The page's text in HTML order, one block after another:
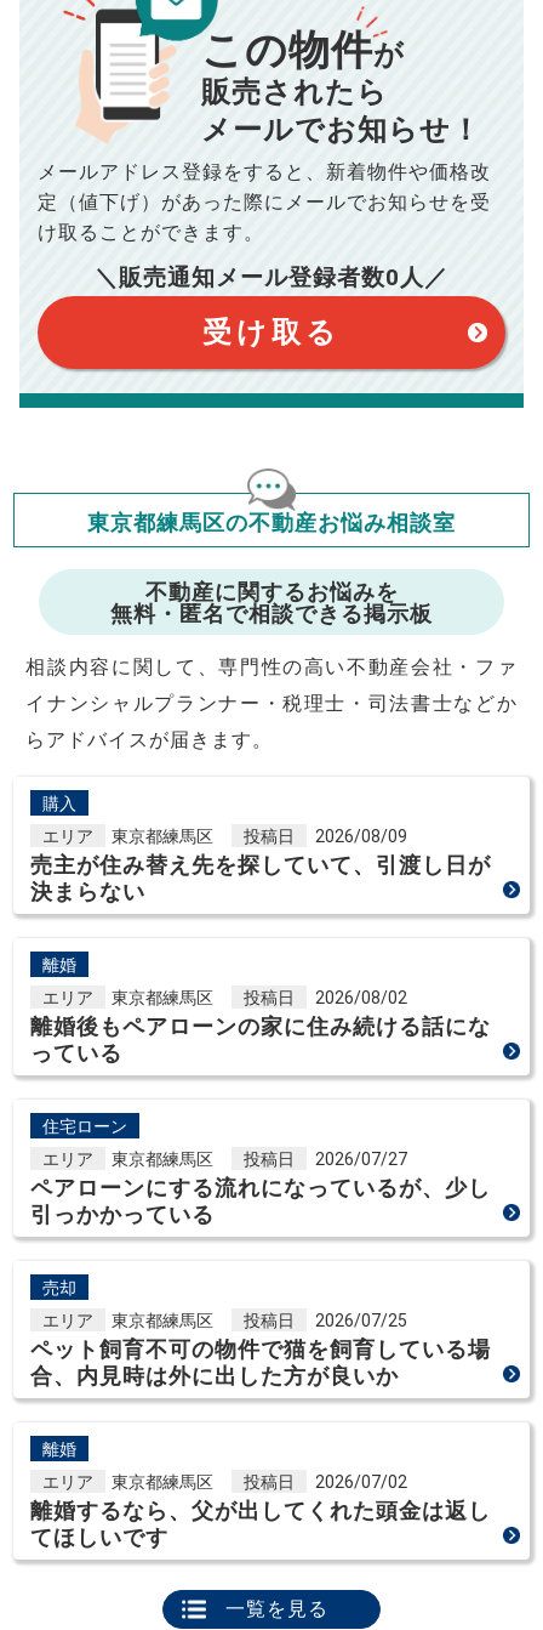
毎月の支払額 834
年間の支払額 10,005 円
総支払額 100,050 円
このシミュレーターは元利均等返済方式で試算しています。
このシミュレーターは、四捨五入にて計算しております。
このシミュレーターはお借り入れの全期間で金利が変わらない設
このシミュレーターでの結果は、お借り入れを保証するものでは
ありません。
このシミュレーターをご利用された方の、いかなる損害について
ますが、お借り入れの際に各金融機関にご相談ください。
会員マイページでは
修繕費・管理費の計算もできます
00万円
■仲介手数料／
万円
■売買契約書印紙／0万円
■抵当権抹消費用／0万円
000
場合がございます。詳しくは最寄りの税務署などにご確認く
※シミュレーター結果はあくまでも概算であり、手残り金額を
※上記売却費用には、住所変更登記の費用、引っ越し費用、住
で予めご了承ください。
※仲介手数料は宅地建物取引業法で定められた上限で計算して
この物件が
販売されたら
メールでお知らせ！
メールアドレス登録をすると、 新着物件や価格改
定（値下げ）があった際に メールでお知らせを受
け取ることができます。
＼販売通知メール登録者数0 人／
受け取る
東京都練馬区の不動産お悩み相談室
不動産に関するお悩みを
無料・匿名で相談できる掲示板
相談内容に関して、専門性の高い不動産会社・ファ
イナンシャルプランナー・税理士・司法書士などか
らアドバイスが届きます。
購入
エリア
東京都練馬区 投稿日 2026/08/09
売主が住み替え先を探していて、引渡し日が
決まらない
離婚
エリア
東京都練馬区 投稿日 2026/08/02
離婚後もペアローンの家に住み続ける話にな
っている
住宅ローン
エリア
東京都練馬区 投稿日 2026/07/27
ペアローンにする流れになっているが、少し
引っかかっている
売却
エリア
東京都練馬区 投稿日 2026/07/25
ペット飼育不可の物件で猫を飼育している場
合、内見時は外に出した方が良いか
離婚
エリア
東京都練馬区 投稿日 2026/07/02
離婚するなら、父が出してくれた頭金は返し
てほしいです
一覧を見る